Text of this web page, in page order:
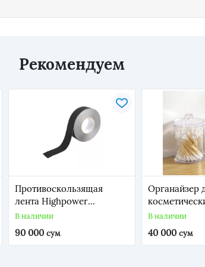
Рекомендуем
Противоскользящая
лента Highpower
HP1227/1225 (чёрный
2,5см*5м)
В наличии
90 000 сум
Органайзер
палочек
В наличии
40 000 сум